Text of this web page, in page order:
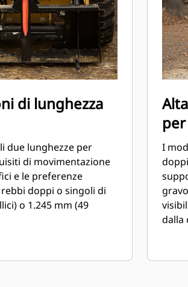
di lunghezza
due lunghezze per
di movimentazione
e le preferenze
doppi o singoli di
o 1.245 mm (49
I
dalla